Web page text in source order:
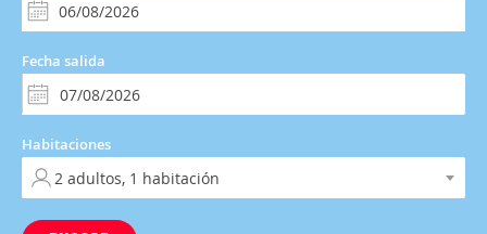
Fecha salida
Habitaciones